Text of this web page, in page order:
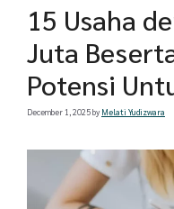
15 Usaha
Juta
Potensi
December 1, 2025by Melati Yudizwara